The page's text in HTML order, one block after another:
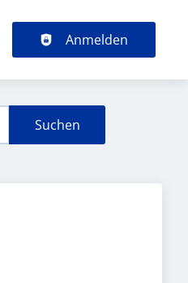
Anmelden
Suchen